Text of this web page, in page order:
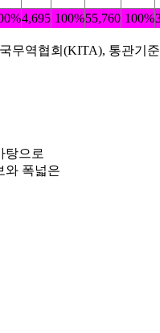
4,695 100%55,760 100%
무역협회(KITA), 통관기준
탕으로
와 폭넓은